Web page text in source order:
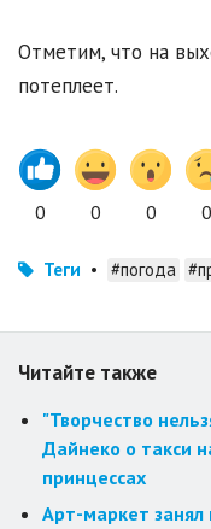
Отметим, что на
потеплеет.
0 0 0 0
Теги • #погода
Читайте также
"Творчество
Дайнеко о такси
принцессах
Арт-маркет занял